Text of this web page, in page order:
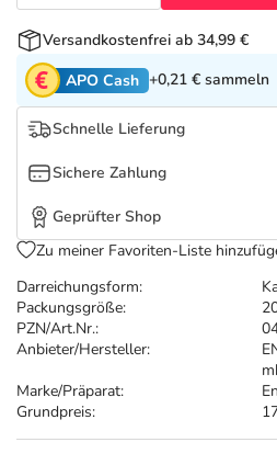
Sanitätshaus
Sport & Fitness
Tierapotheke
Vitamine & Mineralstoffe
Sommerpflege für Haar
Täglich gut versorgt
R(h)ein Nutrition Deals
Refluthin, Lasea &
Salus Deals
Darreichungsform:
Packungsgröße:
PZN/Art.Nr.:
Anbieter/Hersteller:
Marke/Präparat:
Grundpreis:
Versandkostenfrei ab 34,99 €
APO Cash +0,21 € sammeln
Schnelle Lieferung
Sichere Zahlung
Geprüfter Shop
Zu meiner Favoriten-Liste